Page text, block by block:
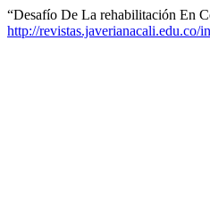
“Desafío De La rehabilitación En
http://revistas.javerianacali.edu.co/